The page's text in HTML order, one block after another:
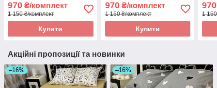
970 ₴/комплект
1 150 ₴/комплект
Купити
970₴/комплект
1 150 ₴/комплект
Купити
970
1
Акційні пропозиції та новинки
–16% –16%